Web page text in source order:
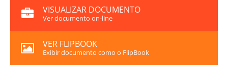
VISUALIZAR DOCUMENTO
Ver documento on-line
VER FLIPBOOK
Exibir documento como o FlipBook